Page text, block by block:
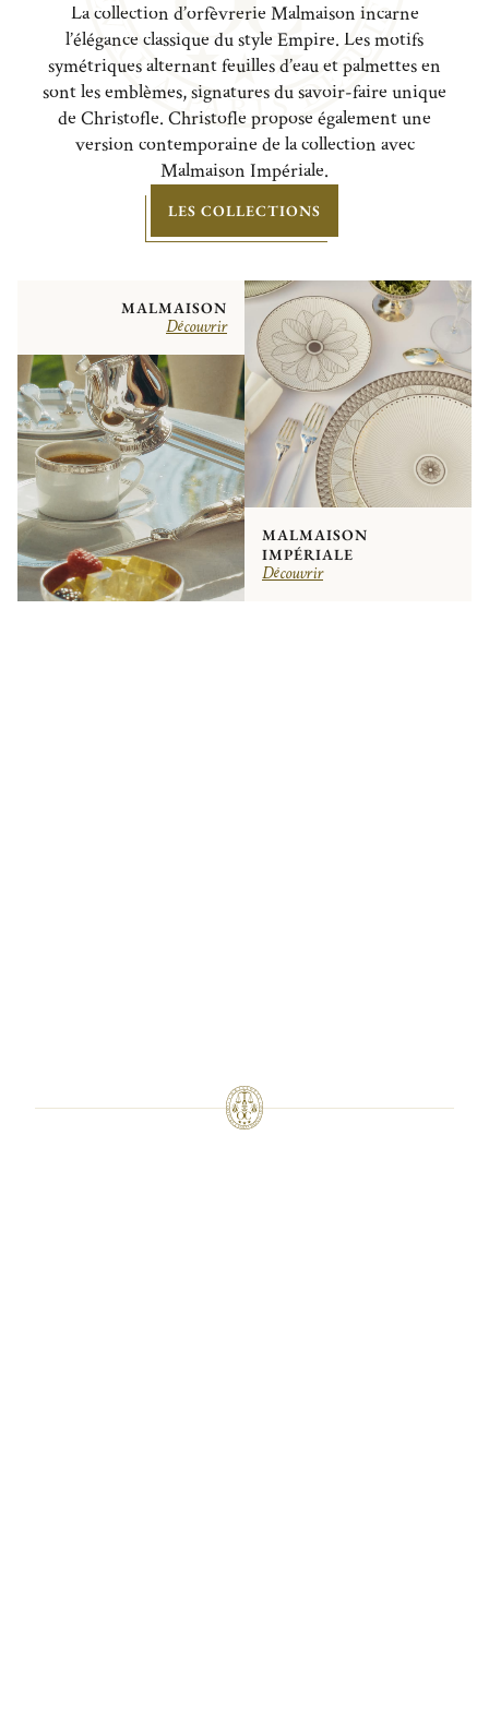
MALMAISON
Découvrir
La collection d’orfèvrerie Malmaison incarne
l’élégance classique du style Empire. Les motifs
symétriques alternant feuilles d’eau et palmettes en
sont les emblèmes, signatures du savoir-faire unique
de Christofle. Christofle propose également une
version contemporaine de la collection avec
Malmaison Impériale.
LES COLLECTIONS
MALMAISON
IMPÉRIALE
Découvrir